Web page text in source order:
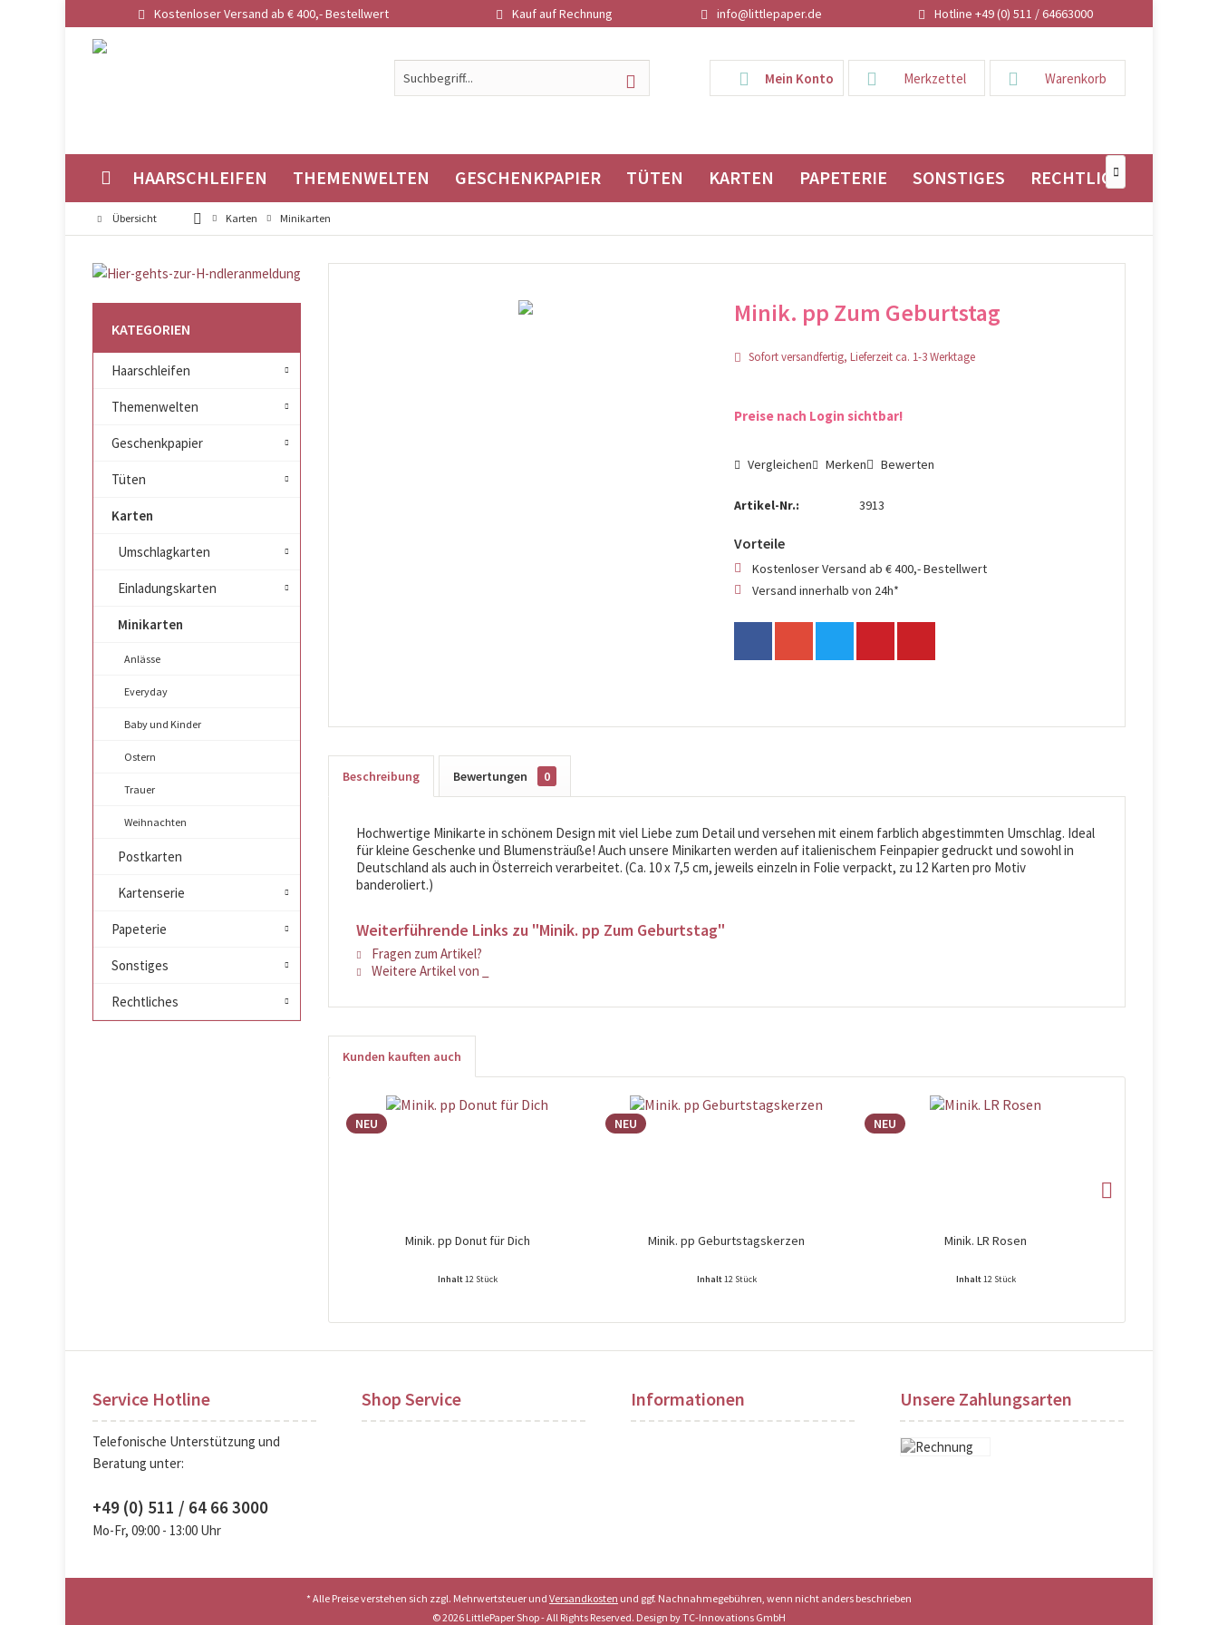
Kostenloser Versand ab € 400,- Bestellwert Kauf auf Rechnung info@littlepaper.de Hotline +49 (0) 511 / 64663000
Warenkorb
Merkzettel
Mein Konto
HAARSCHLEIFEN THEMENWELTEN GESCHENKPAPIER TÜTEN KARTEN PAPETERIE SONSTIGES RECHTLICHES

Übersicht Karten Minikarten
KATEGORIEN
Haarschleifen
Themenwelten
Geschenkpapier
Tüten
Karten
Umschlagkarten
Einladungskarten
Minikarten
Anlässe
Everyday
Baby und Kinder
Ostern
Trauer
Weihnachten
Postkarten
Kartenserie
Papeterie
Sonstiges
Rechtliches
Minik. pp Zum Geburtstag
Sofort versandfertig, Lieferzeit ca. 1-3 Werktage
Preise nach Login sichtbar!
Vergleichen Merken Bewerten
Artikel-Nr.: 3913
Vorteile
Kostenloser Versand ab € 400,- Bestellwert
Versand innerhalb von 24h*
Beschreibung Bewertungen 0
Hochwertige Minikarte in schönem Design mit viel Liebe zum Detail und versehen mit einem farblich abgestimmten Umschlag. Ideal
für kleine Geschenke und Blumensträuße! Auch unsere Minikarten werden auf italienischem Feinpapier gedruckt und sowohl in
Deutschland als auch in Österreich verarbeitet. (Ca. 10 x 7,5 cm, jeweils einzeln in Folie verpackt, zu 12 Karten pro Motiv
banderoliert.)
Weiterführende Links zu "Minik. pp Zum Geburtstag"
Fragen zum Artikel?
Weitere Artikel von _
Kunden kauften auch
NEU
Minik. pp Donut für Dich
Inhalt12 Stück
Preise nach Login sichtbar!
NEU
Minik. pp Geburtstagskerzen
Inhalt12 Stück
Preise nach Login sichtbar!
NEU
Minik. LR Rosen
Inhalt12 Stück
Preise nach Login sichtbar!
Service Hotline
Telefonische Unterstützung und
Beratung unter:
+49 (0) 511 / 64 66 3000
Mo-Fr, 09:00 - 13:00 Uhr
Shop Service Informationen Unsere Zahlungsarten
* Alle Preise verstehen sich zzgl. Mehrwertsteuer und Versandkosten und ggf. Nachnahmegebühren, wenn nicht anders beschrieben
© 2026 LittlePaper Shop - All Rights Reserved. Design byTC-Innovations GmbH